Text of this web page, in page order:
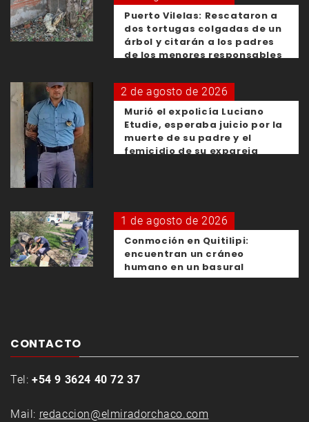
Puerto Vilelas: Rescataron a
dos tortugas colgadas de un
árbol y citarán a los padres
de los menores responsables
2 de agosto de 2026
Murió el expolicía Luciano
Etudie, esperaba juicio por la
muerte de su padre y el
femicidio de su expareja
1 de agosto de 2026
Conmoción en Quitilipi:
encuentran un cráneo
humano en un basural
CONTACTO
Tel: +54 9 3624 40 72 37
Mail: redaccion@elmiradorchaco.com